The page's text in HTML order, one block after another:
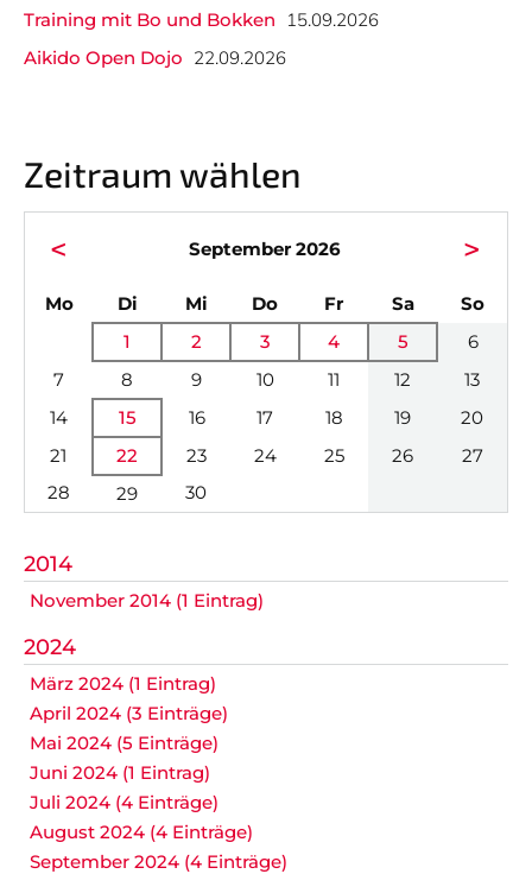
Training mit Bo und Bokken
15.09.2026
Aikido Open Dojo 22.09.2026
Zeitraum wählen
< September 2026 >
Montag Dienstag
Mittwoch
Donnerstag
Freitag SamstagSo
1
2 3 4 5
6
7
8 9 10 11 12
13
14
15 16 17 18 19
20
21
22 23 24 25 26
27
28
29 30
2014
November 2014 (1 Eintrag)
2024
März 2024 (1 Eintrag)
April 2024 (3 Einträge)
Mai 2024 (5 Einträge)
Juni 2024 (1 Eintrag)
Juli 2024 (4 Einträge)
August 2024 (4 Einträge)
September 2024 (4 Einträge)
post@svo.germaringen.de
Navigation